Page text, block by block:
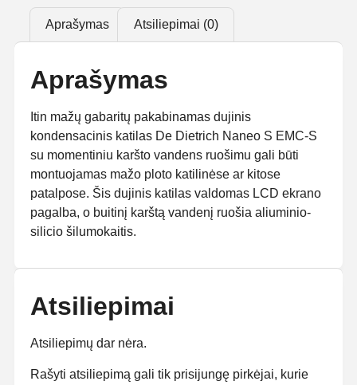
Aprašymas Atsiliepimai (0)
Aprašymas
Itin mažų gabaritų pakabinamas dujinis
kondensacinis katilas De Dietrich Naneo S EMC-S
su momentiniu karšto vandens ruošimu gali būti
montuojamas mažo ploto katilinėse ar kitose
patalpose. Šis dujinis katilas valdomas LCD ekrano
pagalba, o buitinį karštą vandenį ruošia aliuminio-
silicio šilumokaitis.
Atsiliepimai
Atsiliepimų dar nėra.
Rašyti atsiliepimą gali tik prisijungę pirkėjai, kurie